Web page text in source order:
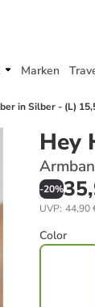
Marken
in Silber - (L)
Hey
-20%
UVP: 44,90
Color